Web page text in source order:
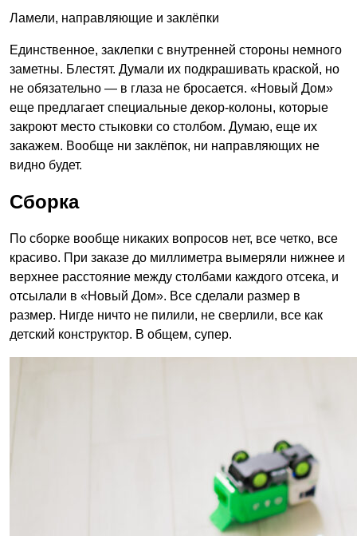
Ламели, направляющие и заклёпки
Единственное, заклепки с внутренней стороны немного
заметны. Блестят. Думали их подкрашивать краской, но
не обязательно — в глаза не бросается. «Новый Дом»
еще предлагает специальные декор-колоны, которые
закроют место стыковки со столбом. Думаю, еще их
закажем. Вообще ни заклёпок, ни направляющих не
видно будет.
Сборка
По сборке вообще никаких вопросов нет, все четко, все
красиво. При заказе до миллиметра вымеряли нижнее и
верхнее расстояние между столбами каждого отсека, и
отсылали в «Новый Дом». Все сделали размер в
размер. Нигде ничто не пилили, не сверлили, все как
детский конструктор. В общем, супер.